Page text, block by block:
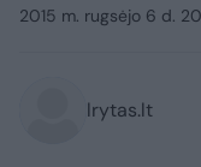
2015 m. rugsėjo 6 d.
lrytas.lt